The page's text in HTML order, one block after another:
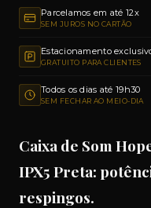
Parcelamos em até 12x
SEM JUROS NO CARTÃO
Estacionamento
GRATUITO PARA CLIENTES
Todos os dias até 19h30
SEM FECHAR AO MEIO-DIA
Caixa de Som
IPX5 Preta:
respingos.